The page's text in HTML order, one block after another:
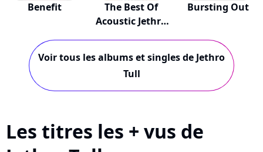
Benefit
The Best Of
Acoustic Jethro
Bursting Out
Voir tous les albums et singles de Jethro
Tull
Les titres les + vus de